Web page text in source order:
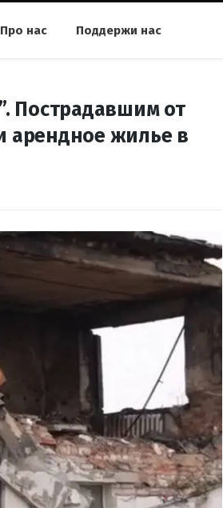
Про нас Поддержи нас
Пострадавшим от
арендное жилье в